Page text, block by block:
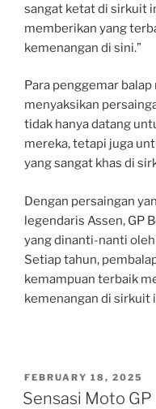
sangat ketat di sirkuit
memberikan yang
kemenangan di sini.”
Para penggemar
menyaksikan
tidak hanya datang
mereka, tetapi juga
yang sangat khas di
Dengan persaingan
legendaris Assen, GP
yang dinanti-nanti
Setiap tahun,
kemampuan terbaik
kemenangan di sirkuit
POSTED
ON
FEBRUARY 18, 2025
Sensasi Moto